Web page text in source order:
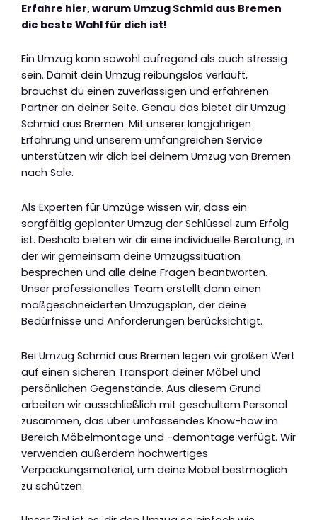
Erfahre hier, warum Umzug Schmid aus Bremen
die beste Wahl für dich ist!
Ein Umzug kann sowohl aufregend als auch stressig
sein. Damit dein Umzug reibungslos verläuft,
brauchst du einen zuverlässigen und erfahrenen
Partner an deiner Seite. Genau das bietet dir Umzug
Schmid aus Bremen. Mit unserer langjährigen
Erfahrung und unserem umfangreichen Service
unterstützen wir dich bei deinem Umzug von Bremen
nach Sale.
Als Experten für Umzüge wissen wir, dass ein
sorgfältig geplanter Umzug der Schlüssel zum Erfolg
ist. Deshalb bieten wir dir eine individuelle Beratung, in
der wir gemeinsam deine Umzugssituation
besprechen und alle deine Fragen beantworten.
Unser professionelles Team erstellt dann einen
maßgeschneiderten Umzugsplan, der deine
Bedürfnisse und Anforderungen berücksichtigt.
Bei Umzug Schmid aus Bremen legen wir großen Wert
auf einen sicheren Transport deiner Möbel und
persönlichen Gegenstände. Aus diesem Grund
arbeiten wir ausschließlich mit geschultem Personal
zusammen, das über umfassendes Know-how im
Bereich Möbelmontage und -demontage verfügt. Wir
verwenden außerdem hochwertiges
Verpackungsmaterial, um deine Möbel bestmöglich
zu schützen.